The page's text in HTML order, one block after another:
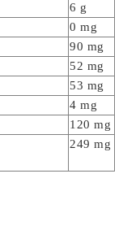
6 g
0 mg
90 mg
52 mg
53 mg
4 mg
120 mg
249 mg